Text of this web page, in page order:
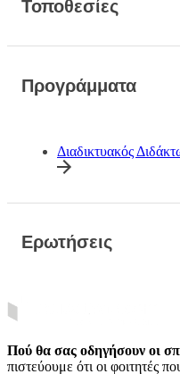
Τοποθεσίες
Προγράμματα
Διαδικτυακός
Ερωτήσεις
Πού θα σας οδηγήσουν οι
πιστεύουμε ότι οι φοιτητές